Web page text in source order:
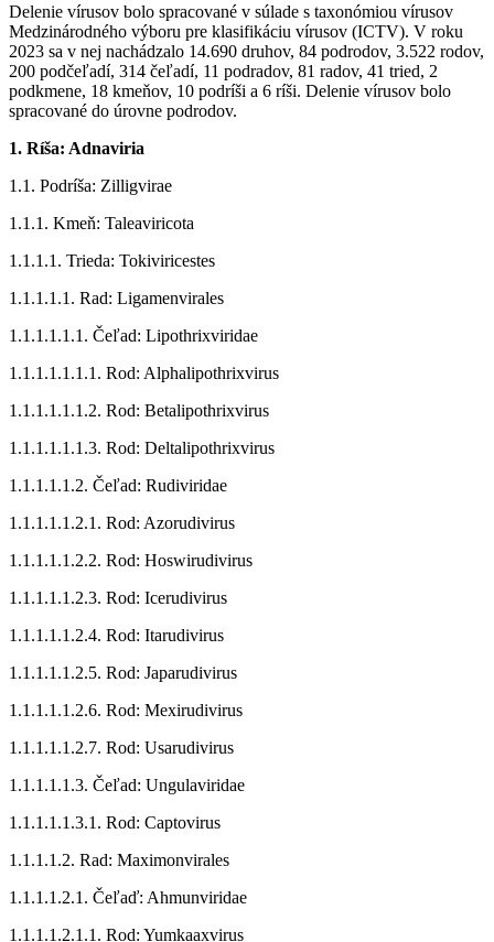
Delenie vírusov bolo spracované v súlade s taxonómiou vírusov
Medzinárodného výboru pre klasifikáciu vírusov (ICTV). V roku
2023 sa v nej nachádzalo 14.690 druhov, 84 podrodov, 3.522 rodov,
200 podčeľadí, 314 čeľadí, 11 podradov, 81 radov, 41 tried, 2
podkmene, 18 kmeňov, 10 podríši a 6 ríši. Delenie vírusov bolo
spracované do úrovne podrodov.
1. Ríša: Adnaviria
1.1. Podríša: Zilligvirae
1.1.1. Kmeň: Taleaviricota
1.1.1.1. Trieda: Tokiviricestes
1.1.1.1.1. Rad: Ligamenvirales
1.1.1.1.1.1. Čeľad: Lipothrixviridae
1.1.1.1.1.1.1. Rod: Alphalipothrixvirus
1.1.1.1.1.1.2. Rod: Betalipothrixvirus
1.1.1.1.1.1.3. Rod: Deltalipothrixvirus
1.1.1.1.1.2. Čeľad: Rudiviridae
1.1.1.1.1.2.1. Rod: Azorudivirus
1.1.1.1.1.2.2. Rod: Hoswirudivirus
1.1.1.1.1.2.3. Rod: Icerudivirus
1.1.1.1.1.2.4. Rod: Itarudivirus
1.1.1.1.1.2.5. Rod: Japarudivirus
1.1.1.1.1.2.6. Rod: Mexirudivirus
1.1.1.1.1.2.7. Rod: Usarudivirus
1.1.1.1.1.3. Čeľad: Ungulaviridae
1.1.1.1.1.3.1. Rod: Captovirus
1.1.1.1.2. Rad: Maximonvirales
1.1.1.1.2.1. Čeľaď: Ahmunviridae
1.1.1.1.2.1.1. Rod: Yumkaaxvirus